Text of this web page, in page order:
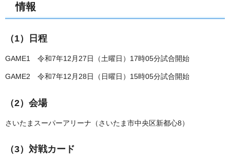
情報
（1）日程
GAME1 令和7年12月27日（土曜日）17時05分試合開始
GAME2 令和7年12月28日（日曜日）15時05分試合開始
（2）会場
さいたまスーパーアリーナ（さいたま市中央区新都心8）
（3）対戦カード